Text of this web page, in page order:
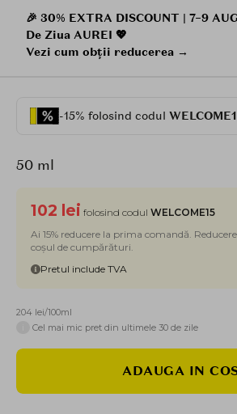
🎉 30% EXTRA DISCOUNT | 7–9 AUG
De Ziua AUREI 💖
Vezi cum obții reducerea →
-15% folosind codul
50 ml
102 lei folosind codul WELCOME15
Ai 15% reducere la prima comandă.
coșul de cumpărături.
Pretul include TVA
204 lei/100ml
Cel mai mic pret din ultimele 30 de zile
ADAUGA IN